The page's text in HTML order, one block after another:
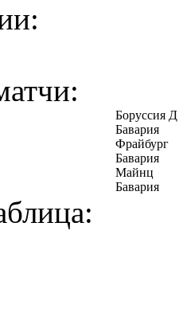
Боруссия Д
Бавария
Фрайбург
Бавария
Майнц
Бавария